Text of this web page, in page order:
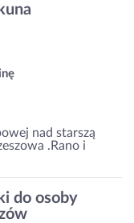
nad starszą
.Rano i
do osoby